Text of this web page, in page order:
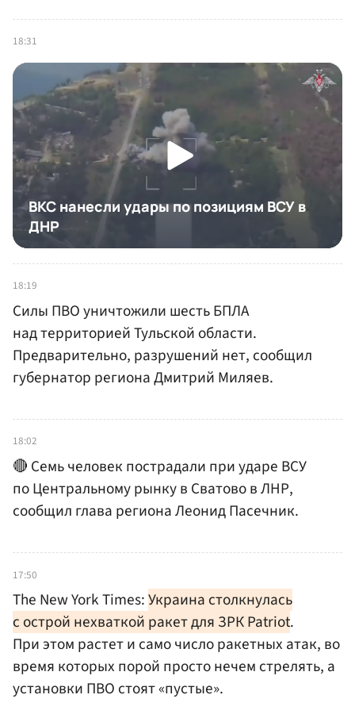
18:31
18:19
Силы ПВО уничтожили шесть БПЛА
над территорией Тульской области.
Предварительно, разрушений нет, сообщил
губернатор региона Дмитрий Миляев.
18:02
🔴 Семь человек пострадали при ударе ВСУ
по Центральному рынку в Сватово в ЛНР,
сообщил глава региона Леонид Пасечник.
17:50
The New York Times:Украина столкнулась
с острой нехваткой ракет для ЗРК Patriot.
При этом растет и само число ракетных атак, во
время которых порой просто нечем стрелять, а
установки ПВО стоят «пустые».